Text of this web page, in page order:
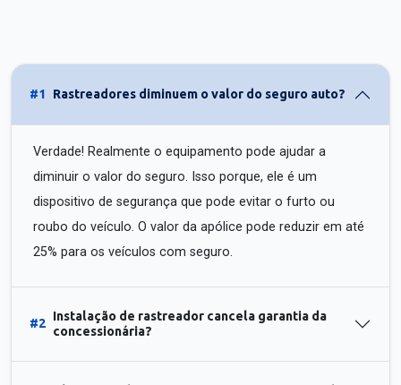
#1 Rastreadores diminuem o valor do seguro auto?
Verdade! Realmente o equipamento pode ajudar a
diminuir o valor do seguro. Isso porque, ele é um
dispositivo de segurança que pode evitar o furto ou
roubo do veículo. O valor da apólice pode reduzir em até
25% para os veículos com seguro.
#2
Instalação de rastreador cancela garantia da
concessionária?